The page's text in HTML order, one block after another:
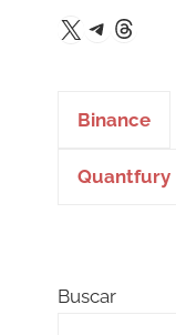
X
Binance
Quantfury
Buscar